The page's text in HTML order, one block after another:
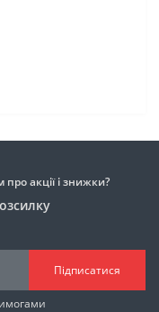
акції і знижки?
Підписатися